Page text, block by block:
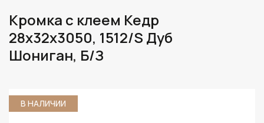
Кромка с клеем Кедр
28х32х3050, 1512/S Дуб
Шониган, Б/З
В НАЛИЧИИ